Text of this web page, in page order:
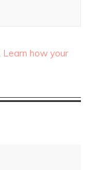
Learn how your